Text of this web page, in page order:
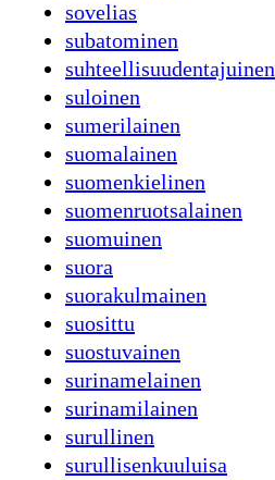
sovelias
subatominen
suhteellisuudentajuinen
suloinen
sumerilainen
suomalainen
suomenkielinen
suomenruotsalainen
suomuinen
suora
suorakulmainen
suosittu
suostuvainen
surinamelainen
surinamilainen
surullinen
surullisenkuuluisa